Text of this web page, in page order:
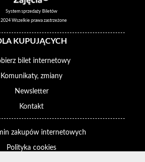
System sprzedaży Biletów
Wszelkie prawa zastrzeżone
KUPUJĄCYCH
bilet internetowy
Komunikaty, zmiany
Newsletter
Kontakt
zakupów internetowych
Polityka cookies